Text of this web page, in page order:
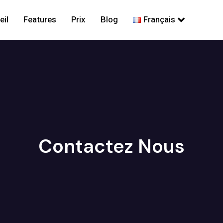
Features Prix Blog Français
Contactez Nous